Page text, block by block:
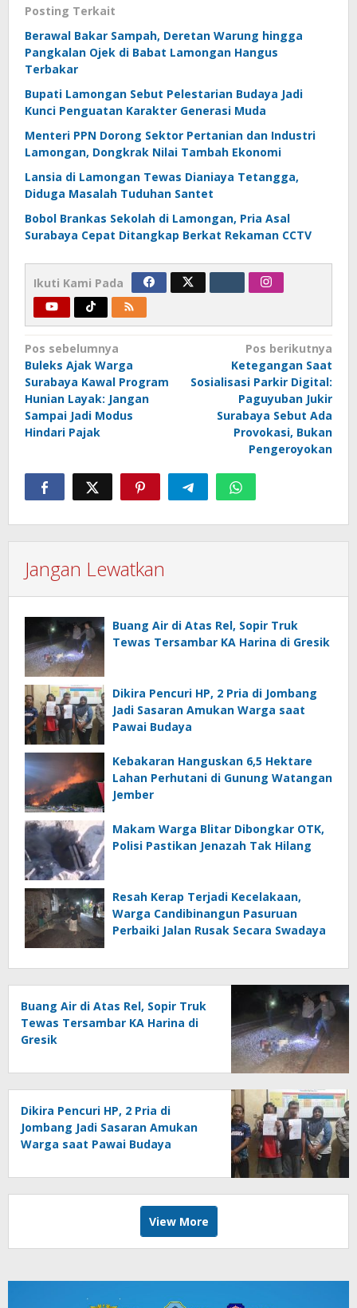
Posting Terkait
Berawal Bakar Sampah, Deretan Warung hingga
Pangkalan Ojek di Babat Lamongan Hangus
Terbakar
Bupati Lamongan Sebut Pelestarian Budaya Jadi
Kunci Penguatan Karakter Generasi Muda
Menteri PPN Dorong Sektor Pertanian dan Industri
Lamongan, Dongkrak Nilai Tambah Ekonomi
Lansia di Lamongan Tewas Dianiaya Tetangga,
Diduga Masalah Tuduhan Santet
Bobol Brankas Sekolah di Lamongan, Pria Asal
Surabaya Cepat Ditangkap Berkat Rekaman CCTV
Ikuti Kami Pada
Navigasi
pos
Pos sebelumnya
Buleks Ajak Warga
Surabaya Kawal Program
Hunian Layak: Jangan
Sampai Jadi Modus
Hindari Pajak
Pos berikutnya
Ketegangan Saat
Sosialisasi Parkir Digital:
Paguyuban Jukir
Surabaya Sebut Ada
Provokasi, Bukan
Pengeroyokan
Jangan Lewatkan
Buang Air di Atas Rel, Sopir Truk
Tewas Tersambar KA Harina di Gresik
Dikira Pencuri HP, 2 Pria di Jombang
Jadi Sasaran Amukan Warga saat
Pawai Budaya
Kebakaran Hanguskan 6,5 Hektare
Lahan Perhutani di Gunung Watangan
Jember
Makam Warga Blitar Dibongkar OTK,
Polisi Pastikan Jenazah Tak Hilang
Resah Kerap Terjadi Kecelakaan,
Warga Candibinangun Pasuruan
Perbaiki Jalan Rusak Secara Swadaya
Buang Air di Atas Rel, Sopir Truk
Tewas Tersambar KA Harina di
Gresik
Dikira Pencuri HP, 2 Pria di
Jombang Jadi Sasaran Amukan
Warga saat Pawai Budaya
View More